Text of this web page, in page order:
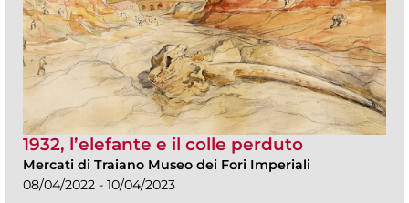
1932, l’elefante e il colle perduto
Mercati di Traiano Museo dei Fori Imperiali
08/04/2022 - 10/04/2023